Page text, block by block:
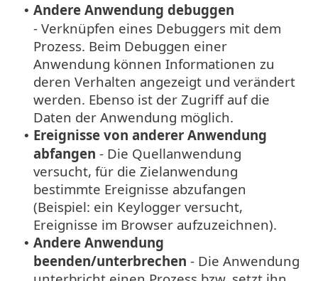
• Andere Anwendung debuggen
- Verknüpfen eines Debuggers mit dem
Prozess. Beim Debuggen einer
Anwendung können Informationen zu
deren Verhalten angezeigt und verändert
werden. Ebenso ist der Zugriff auf die
Daten der Anwendung möglich.
• Ereignisse von anderer Anwendung
abfangen - Die Quellanwendung
versucht, für die Zielanwendung
bestimmte Ereignisse abzufangen
(Beispiel: ein Keylogger versucht,
Ereignisse im Browser aufzuzeichnen).
• Andere Anwendung
beenden/unterbrechen - Die Anwendung